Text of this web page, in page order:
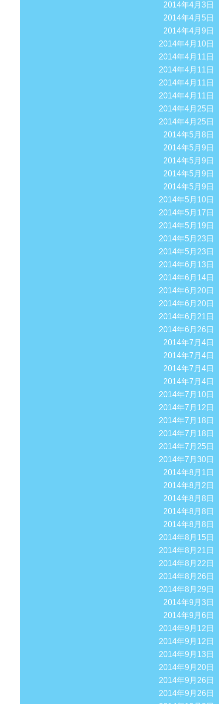
2014年4月3日
2014年4月5日
2014年4月9日
2014年4月10日
2014年4月11日
2014年4月11日
2014年4月11日
2014年4月11日
2014年4月25日
2014年4月25日
2014年5月8日
2014年5月9日
2014年5月9日
2014年5月9日
2014年5月9日
2014年5月10日
2014年5月17日
2014年5月19日
2014年5月23日
2014年5月23日
2014年6月13日
2014年6月14日
2014年6月20日
2014年6月20日
2014年6月21日
2014年6月26日
2014年7月4日
2014年7月4日
2014年7月4日
2014年7月4日
2014年7月10日
2014年7月12日
2014年7月18日
2014年7月18日
2014年7月25日
2014年7月30日
2014年8月1日
2014年8月2日
2014年8月8日
2014年8月8日
2014年8月8日
2014年8月15日
2014年8月21日
2014年8月22日
2014年8月26日
2014年8月29日
2014年9月3日
2014年9月6日
2014年9月12日
2014年9月12日
2014年9月13日
2014年9月20日
2014年9月26日
2014年9月26日